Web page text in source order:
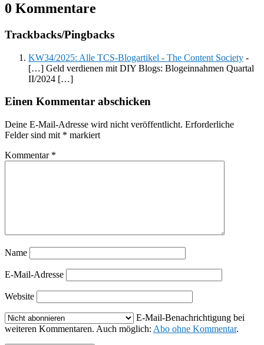
0 Kommentare
Trackbacks/Pingbacks
KW34/2025: Alle TCS-Blogartikel - The Content Society -
[…] Geld verdienen mit DIY Blogs: Blogeinnahmen Quartal
II/2024 […]
Einen Kommentar abschicken
Deine E-Mail-Adresse wird nicht veröffentlicht. Erforderliche
Felder sind mit * markiert
Kommentar *
Name
E-Mail-Adresse
Website
E-Mail-Benachrichtigung bei
weiteren Kommentaren. Auch möglich: Abo ohne Kommentar.